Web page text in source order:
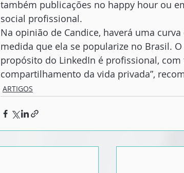
também publicações no happy hour ou
social profissional.
Na opinião de Candice, haverá uma
medida que ela se popularize no Brasil.
propósito do LinkedIn é profissional,
compartilhamento da vida privada”,
ARTIGOS